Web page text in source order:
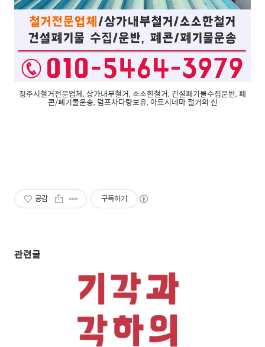
청주시철거전문업체, 상가내부철거, 소소한철거, 건설폐기물수집운반, 폐
콘/폐기물운송, 덤프차다량보유, 아트시네마 철거의 신
공감 구독하기
관련글